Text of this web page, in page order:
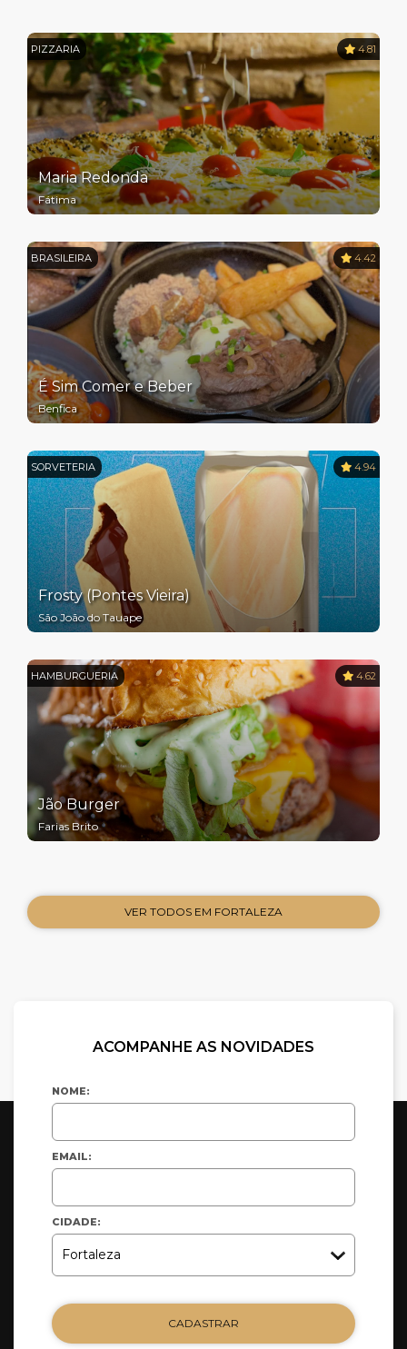
PIZZARIA 4.81
Maria Redonda
Fátima
BRASILEIRA 4.42
É Sim Comer e Beber
Benfica
SORVETERIA 4.94
Frosty (Pontes Vieira)
São João do Tauape
HAMBURGUERIA 4.62
Jão Burger
Farias Brito
VER TODOS EM FORTALEZA
ACOMPANHE AS NOVIDADES
NOME:
EMAIL:
CIDADE:
CADASTRAR